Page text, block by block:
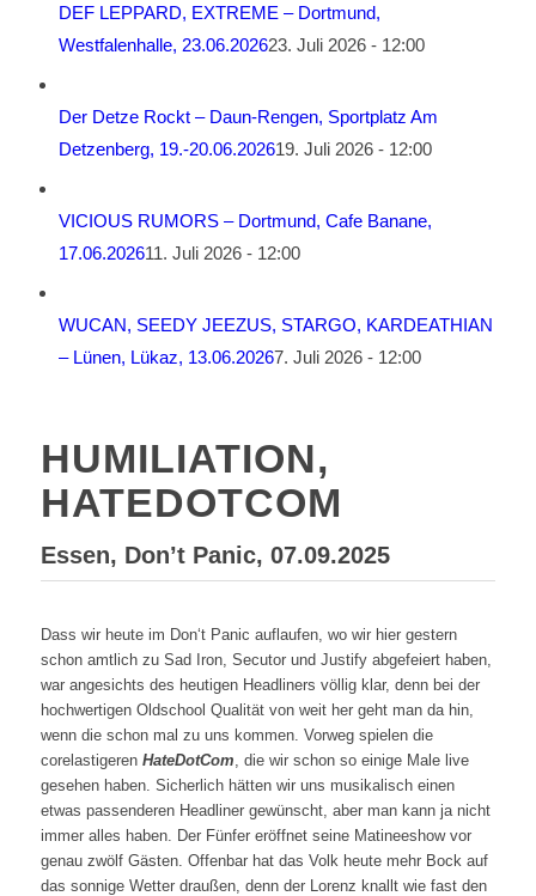
DEF LEPPARD, EXTREME – Dortmund,
Westfalenhalle, 23.06.202623. Juli 2026 - 12:00
Der Detze Rockt – Daun-Rengen, Sportplatz Am
Detzenberg, 19.-20.06.202619. Juli 2026 - 12:00
VICIOUS RUMORS – Dortmund, Cafe Banane,
17.06.202611. Juli 2026 - 12:00
WUCAN, SEEDY JEEZUS, STARGO, KARDEATHIAN
– Lünen, Lükaz, 13.06.20267. Juli 2026 - 12:00
HUMILIATION,
HATEDOTCOM
Essen, Don’t Panic, 07.09.2025
Dass wir heute im Don‘t Panic auflaufen, wo wir hier gestern
schon amtlich zu Sad Iron, Secutor und Justify abgefeiert haben,
war angesichts des heutigen Headliners völlig klar, denn bei der
hochwertigen Oldschool Qualität von weit her geht man da hin,
wenn die schon mal zu uns kommen. Vorweg spielen die
corelastigeren HateDotCom, die wir schon so einige Male live
gesehen haben. Sicherlich hätten wir uns musikalisch einen
etwas passenderen Headliner gewünscht, aber man kann ja nicht
immer alles haben. Der Fünfer eröffnet seine Matineeshow vor
genau zwölf Gästen. Offenbar hat das Volk heute mehr Bock auf
das sonnige Wetter draußen, denn der Lorenz knallt wie fast den